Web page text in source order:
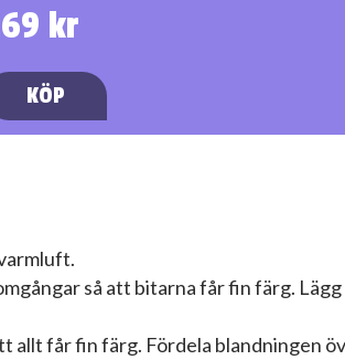
kr
KÖP
så att bitarna får fin färg. Lägg
allt får fin färg. Fördela blandningen